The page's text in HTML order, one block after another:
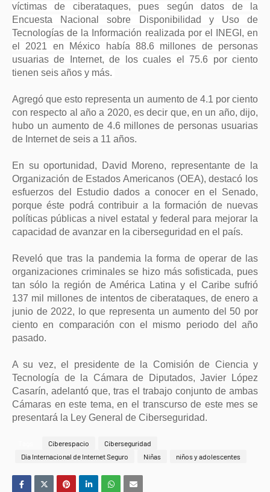
víctimas de ciberataques, pues según datos de la
Encuesta Nacional sobre Disponibilidad y Uso de
Tecnologías de la Información realizada por el INEGI, en
el 2021 en México había 88.6 millones de personas
usuarias de Internet, de los cuales el 75.6 por ciento
tienen seis años y más.
Agregó que esto representa un aumento de 4.1 por ciento
con respecto al año a 2020, es decir que, en un año, dijo,
hubo un aumento de 4.6 millones de personas usuarias
de Internet de seis a 11 años.
En su oportunidad, David Moreno, representante de la
Organización de Estados Americanos (OEA), destacó los
esfuerzos del Estudio dados a conocer en el Senado,
porque éste podrá contribuir a la formación de nuevas
políticas públicas a nivel estatal y federal para mejorar la
capacidad de avanzar en la ciberseguridad en el país.
Reveló que tras la pandemia la forma de operar de las
organizaciones criminales se hizo más sofisticada, pues
tan sólo la región de América Latina y el Caribe sufrió
137 mil millones de intentos de ciberataques, de enero a
junio de 2022, lo que representa un aumento del 50 por
ciento en comparación con el mismo periodo del año
pasado.
A su vez, el presidente de la Comisión de Ciencia y
Tecnología de la Cámara de Diputados, Javier López
Casarín, adelantó que, tras el trabajo conjunto de ambas
Cámaras en este tema, en el transcurso de este mes se
presentará la Ley General de Ciberseguridad.
Ciberespacio
Ciberseguridad
Dia Internacional de Internet Seguro
Niñas niños y adolescentes